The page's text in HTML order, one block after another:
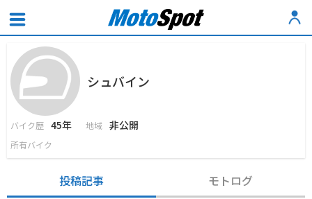
シュバイン
バイク歴 45年 地域 非公開
所有バイク
投稿記事 モトログ